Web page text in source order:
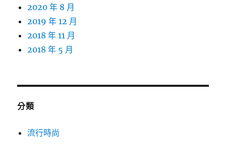
2020 年 8 月
2019 年 12 月
2018 年 11 月
2018 年 5 月
分類
流行時尚